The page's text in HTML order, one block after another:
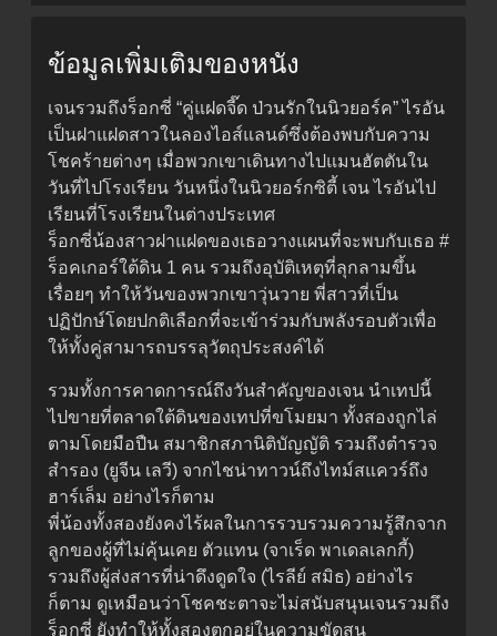
ข้อมูลเพิ่มเติมของหนัง
เจนรวมถึงร็อกซี่ “คู่แฝดจี๊ด ป่วนรักในนิวยอร์ค” ไรอัน
เป็นฝาแฝดสาวในลองไอส์แลนด์ซึ่งต้องพบกับความ
โชคร้ายต่างๆ เมื่อพวกเขาเดินทางไปแมนฮัตตันใน
วันที่ไปโรงเรียน วันหนึ่งในนิวยอร์กซิตี้ เจน ไรอันไป
เรียนที่โรงเรียนในต่างประเทศ
ร็อกซี่น้องสาวฝาแฝดของเธอวางแผนที่จะพบกับเธอ #
ร็อคเกอร์ใต้ดิน 1 คน รวมถึงอุบัติเหตุที่ลุกลามขึ้น
เรื่อยๆ ทำให้วันของพวกเขาวุ่นวาย พี่สาวที่เป็น
ปฏิปักษ์โดยปกติเลือกที่จะเข้าร่วมกับพลังรอบตัวเพื่อ
ให้ทั้งคู่สามารถบรรลุวัตถุประสงค์ได้
รวมทั้งการคาดการณ์ถึงวันสำคัญของเจน นำเทปนี้
ไปขายที่ตลาดใต้ดินของเทปที่ขโมยมา ทั้งสองถูกไล่
ตามโดยมือปืน สมาชิกสภานิติบัญญัติ รวมถึงตำรวจ
สำรอง (ยูจีน เลวี) จากไชน่าทาวน์ถึงไทม์สแควร์ถึง
ฮาร์เล็ม อย่างไรก็ตาม
พี่น้องทั้งสองยังคงไร้ผลในการรวบรวมความรู้สึกจาก
ลูกของผู้ที่ไม่คุ้นเคย ตัวแทน (จาเร็ด พาเดลเลกกี้)
รวมถึงผู้ส่งสารที่น่าดึงดูดใจ (ไรลีย์ สมิธ) อย่างไร
ก็ตาม ดูเหมือนว่าโชคชะตาจะไม่สนับสนุนเจนรวมถึง
ร็อกซี่ ยังทำให้ทั้งสองตกอยู่ในความขัดสน